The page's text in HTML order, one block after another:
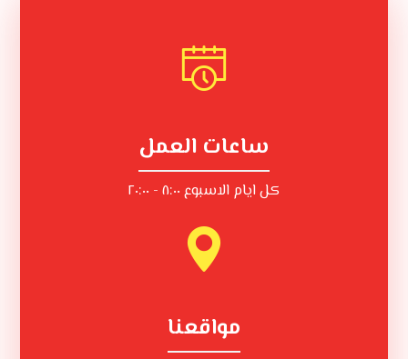
ساعات العمل
كل ايام الاسبوع ٨:٠٠ - ٢٠:٠٠
مواقعنا